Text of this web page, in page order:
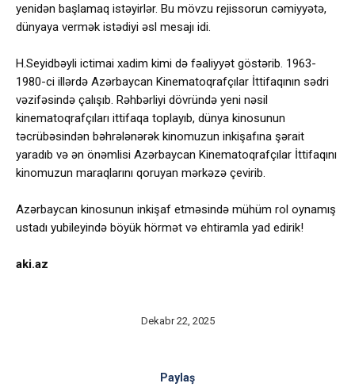
yenidən başlamaq istəyirlər. Bu mövzu rejissorun cəmiyyətə,
dünyaya vermək istədiyi əsl mesajı idi.
H.Seyidbəyli ictimai xadim kimi də fəaliyyət göstərib. 1963-
1980-ci illərdə Azərbaycan Kinematoqrafçılar İttifaqının sədri
vəzifəsində çalışıb. Rəhbərliyi dövründə yeni nəsil
kinematoqrafçıları ittifaqa toplayıb, dünya kinosunun
təcrübəsindən bəhrələnərək kinomuzun inkişafına şərait
yaradıb və ən önəmlisi Azərbaycan Kinematoqrafçılar İttifaqını
kinomuzun maraqlarını qoruyan mərkəzə çevirib.
Azərbaycan kinosunun inkişaf etməsində mühüm rol oynamış
ustadı yubileyində böyük hörmət və ehtiramla yad edirik!
aki.az
Dekabr 22, 2025
Paylaş